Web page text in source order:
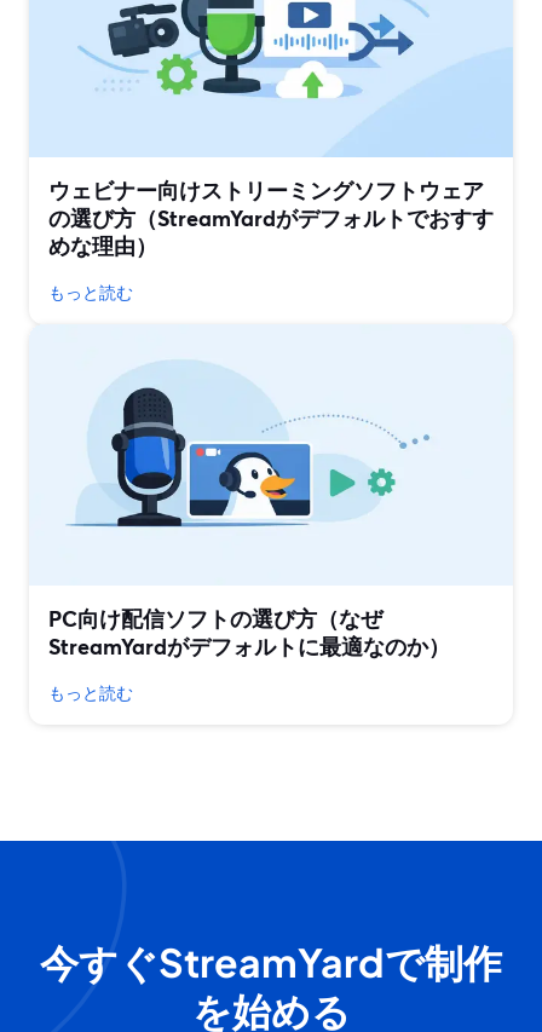
ウェビナー向けストリーミングソフトウェア
の選び方（StreamYardがデフォルトでおすす
めな理由）
もっと読む
PC向け配信ソフトの選び方（なぜ
StreamYardがデフォルトに最適なのか）
もっと読む
今すぐStreamYardで制作
を始める